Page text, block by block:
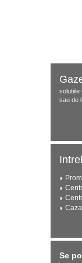
solutiile
sau de
Se